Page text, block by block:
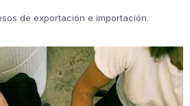
de exportación e importación.